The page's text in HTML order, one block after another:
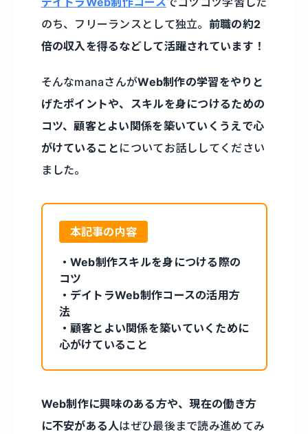
のち、フリーランスとして独立。 前職の約2
倍の収入を得るなどして活躍されています！
そんなmanaさんがWeb制作の学習をやりと
げたポイントや、スキルを身につけるための
コツ、顧客とよい関係を築いていくうえで心
がけていること についてお話ししてください
ました。
本記事の内容
・Web制作スキルを身につける際の
コツ
・デイトラWeb制作コースの活用方
法
・顧客とよい関係を築いていくために
心がけていること
Web制作に興味のある方や、現在の働き方
に不安がある人はぜひ最後まで読み進めてみ